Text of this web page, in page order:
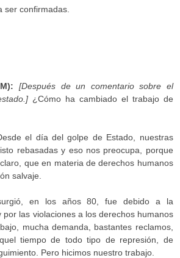
ser confirmadas.
[Después de un comentario sobre el
¿Cómo ha cambiado el trabajo de
el día del golpe de Estado, nuestras
rebasadas y eso nos preocupa, porque
que en materia de derechos humanos
salvaje.
en los años 80, fue debido a la
por las violaciones a los derechos humanos
mucha demanda, bastantes reclamos,
tiempo de todo tipo de represión, de
Pero hicimos nuestro trabajo.